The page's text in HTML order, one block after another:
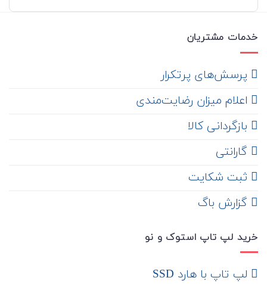
خدمات مشتریان
‌ پرسش‌های پرتکرار
اعلام میزان رضایت‌مندی
‌ بازگردانی کالا
گارانتی
ثبت شکایت
‌ گزارش باگ
خرید لپ تاپ استوک و نو
لپ تاپ با هارد SSD